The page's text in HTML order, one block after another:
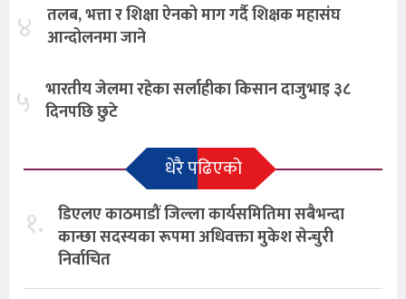
४ तलब, भत्ता र शिक्षा ऐनको माग गर्दै शिक्षक महासंघ
आन्दोलनमा जाने
५ भारतीय जेलमा रहेका सर्लाहीका किसान दाजुभाइ ३८
दिनपछि छुटे
धेरै पढिएको
१. डिएलए काठमाडौं जिल्ला कार्यसमितिमा सबैभन्दा
कान्छा सदस्यका रूपमा अधिवक्ता मुकेश सेन्चुरी
निर्वाचित